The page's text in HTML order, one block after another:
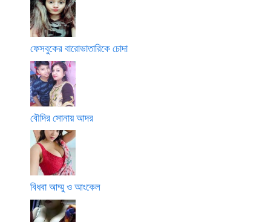
ফেসবুকের বারোভাতারিকে চোদা
বৌদির সোনায় আদর
বিধবা আম্মু ও আংকেল